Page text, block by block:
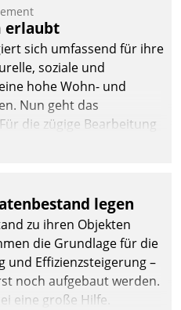
erlaubt
sich umfassend für ihre
soziale und
hohe Wohn- und
Nun geht das
die zügige Bearbeitung
– richtet das
einen eigenen Kanal
legen
zu ihren Objekten
die Grundlage für die
und Effizienzsteigerung –
noch aufgebaut werden.
eine große Hilfe.